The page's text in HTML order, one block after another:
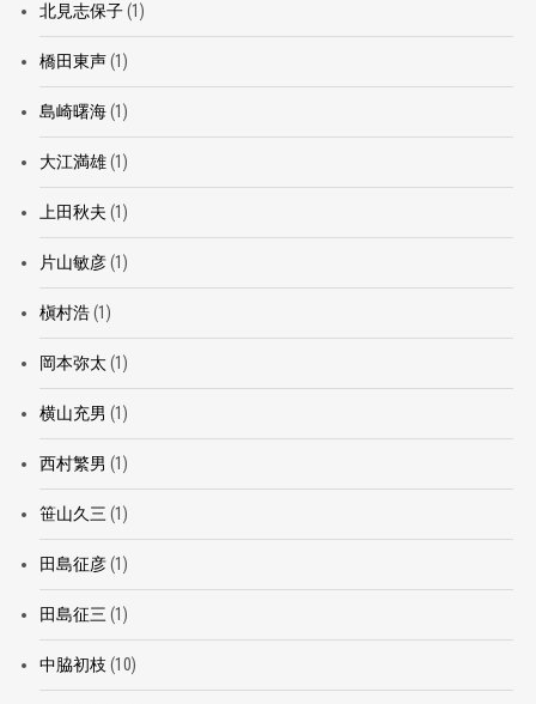
北見志保子(1)
橋田東声(1)
島崎曙海(1)
大江満雄(1)
上田秋夫 (1)
片山敏彦(1)
槇村浩(1)
岡本弥太 (1)
横山充男 (1)
西村繁男 (1)
笹山久三 (1)
田島征彦(1)
田島征三 (1)
中脇初枝 (10)